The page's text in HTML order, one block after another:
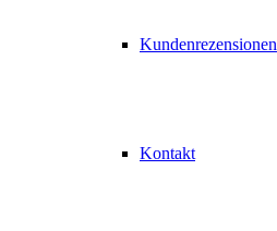
Kundenrezensionen
Kontakt